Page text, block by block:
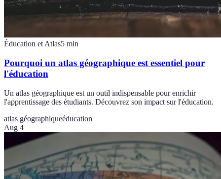
Éducation et Atlas5 min
Pourquoi un atlas géographique est essentiel pour
l'éducation
Un atlas géographique est un outil indispensable pour enrichir
l'apprentissage des étudiants. Découvrez son impact sur l'éducation.
atlas géographiqueéducation
Aug 4